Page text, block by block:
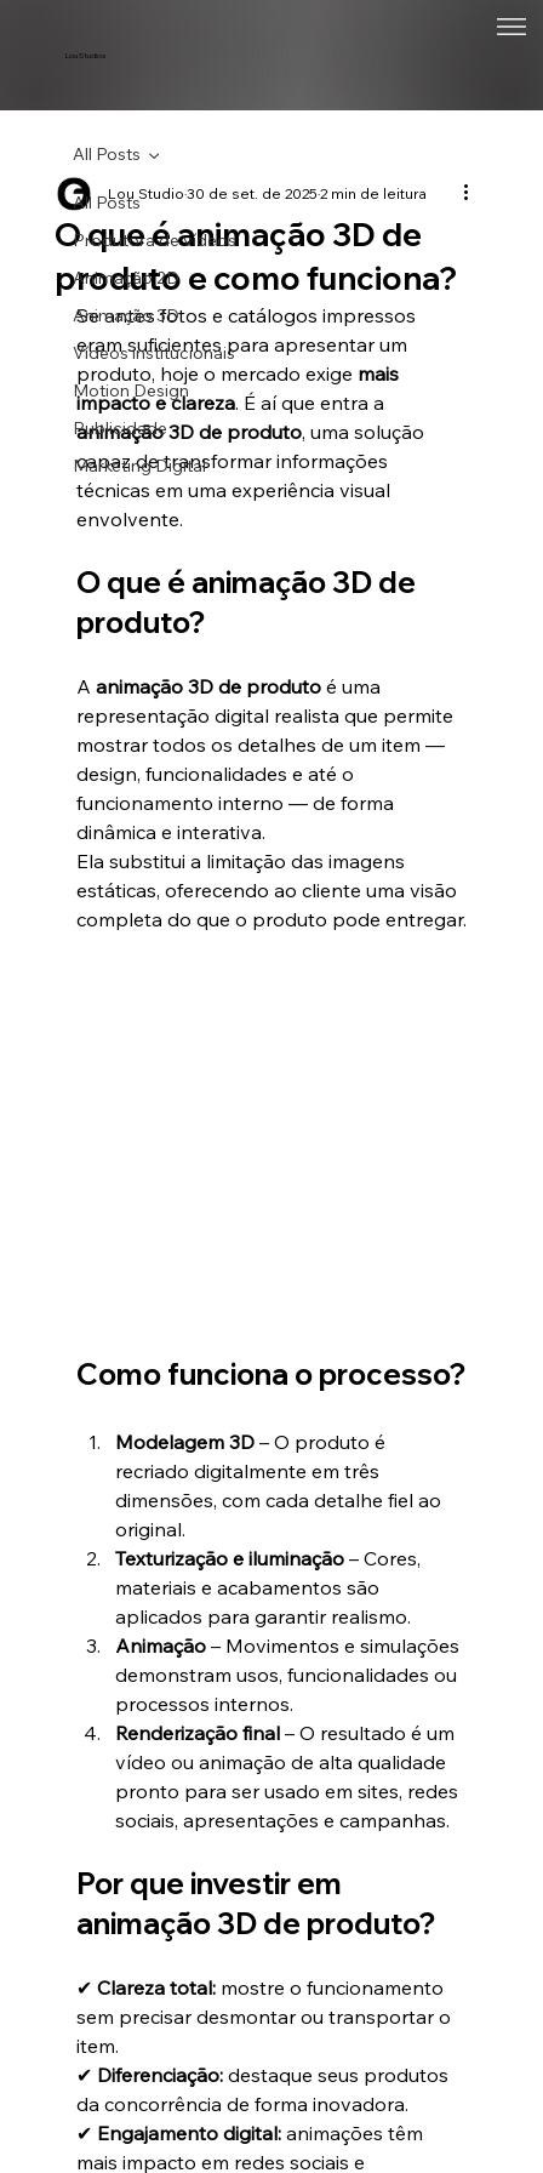
Lou Studios
All Posts
Produtora de vídeos
Animação 2D
Animação 3D
Vídeos institucionais
Motion Design
Publicidade
Marketing Digital
All Posts
O que é animação 3D de
produto e como funciona?
Lou Studio30 de set. de 20252 min de leitura
Se antes fotos e catálogos impressos
eram suficientes para apresentar um
produto, hoje o mercado exige mais
impacto e clareza. É aí que entra a
animação 3D de produto, uma solução
capaz de transformar informações
técnicas em uma experiência visual
envolvente.
O que é animação 3D de
produto?
A animação 3D de produto é uma
representação digital realista que permite
mostrar todos os detalhes de um item —
design, funcionalidades e até o
funcionamento interno — de forma
dinâmica e interativa.
Ela substitui a limitação das imagens
estáticas, oferecendo ao cliente uma visão
completa do que o produto pode entregar.
Como funciona o processo?
Modelagem 3D – O produto é
recriado digitalmente em três
dimensões, com cada detalhe fiel ao
original.
Texturização e iluminação – Cores,
materiais e acabamentos são
aplicados para garantir realismo.
Animação – Movimentos e simulações
demonstram usos, funcionalidades ou
processos internos.
Renderização final – O resultado é um
vídeo ou animação de alta qualidade
pronto para ser usado em sites, redes
sociais, apresentações e campanhas.
Por que investir em
animação 3D de produto?
✔ Clareza total: mostre o funcionamento
sem precisar desmontar ou transportar o
item.
✔ Diferenciação: destaque seus produtos
da concorrência de forma inovadora.
✔ Engajamento digital: animações têm
mais impacto em redes sociais e